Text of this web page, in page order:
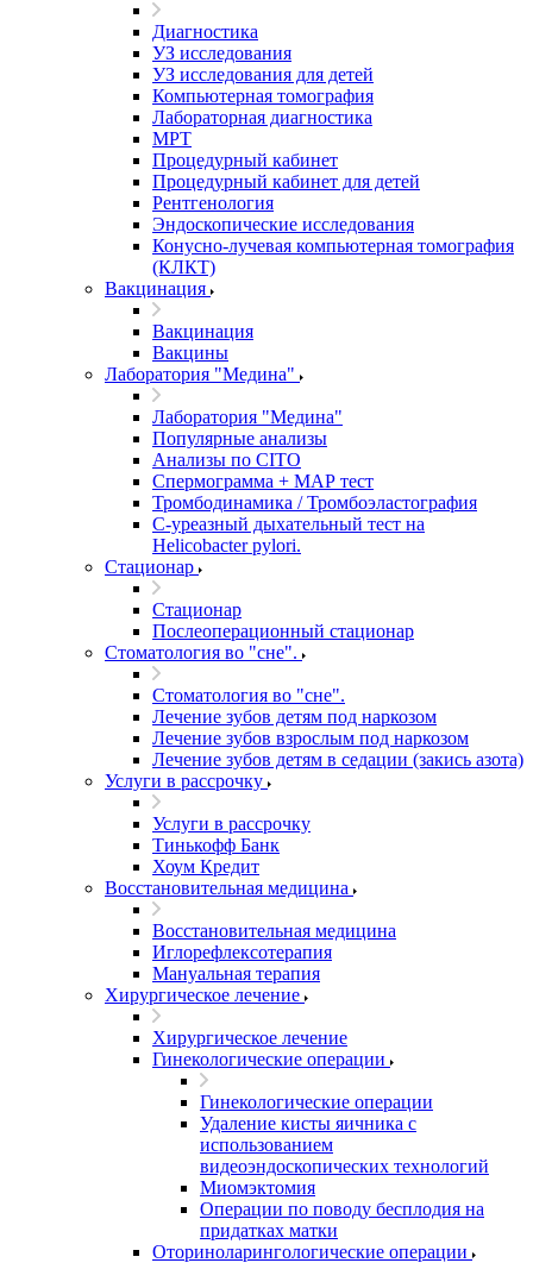
Диагностика
УЗ исследования
УЗ исследования для детей
Компьютерная томография
Лабораторная диагностика
МРТ
Процедурный кабинет
Процедурный кабинет для детей
Рентгенология
Эндоскопические исследования
Конусно-лучевая компьютерная томография
(КЛКТ)
Вакцинация
Вакцинация
Вакцины
Лаборатория "Медина"
Лаборатория "Медина"
Популярные анализы
Анализы по CITO
Спермограмма + МАР тест
Тромбодинамика / Тромбоэластография
С-уреазный дыхательный тест на
Helicobacter pylori.
Стационар
Стационар
Послеоперационный стационар
Стоматология во "сне".
Стоматология во "сне".
Лечение зубов детям под наркозом
Лечение зубов взрослым под наркозом
Лечение зубов детям в седации (закись азота)
Услуги в рассрочку
Услуги в рассрочку
Тинькофф Банк
Хоум Кредит
Восстановительная медицина
Восстановительная медицина
Иглорефлексотерапия
Мануальная терапия
Хирургическое лечение
Хирургическое лечение
Гинекологические операции
Гинекологические операции
Удаление кисты яичника с
использованием
видеоэндоскопических технологий
Миомэктомия
Операции по поводу бесплодия на
придатках матки
Оториноларингологические операции